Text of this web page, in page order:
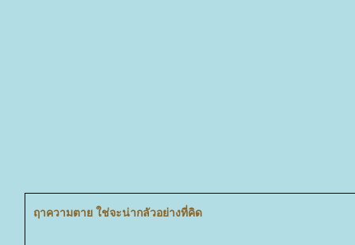
ฤาความตาย ใช่จะน่ากลัวอย่างที่คิด